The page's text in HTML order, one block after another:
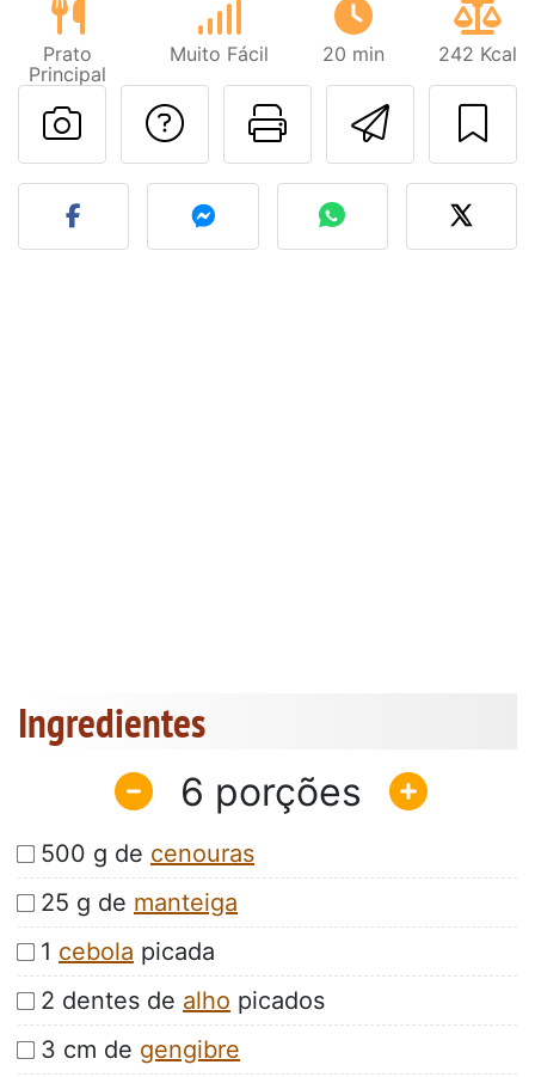
Prato
Principal
Muito Fácil 20 min 242 Kcal
Imprima
Falar com o autor
Fez esta receita?
Ingredientes
6
500 g de cenouras
25 g de manteiga
1 cebola picada
2 dentes de alho picados
3 cm de gengibre